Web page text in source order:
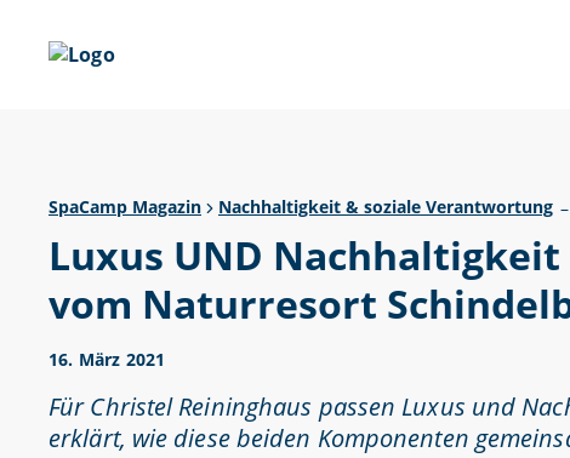
SpaCamp Magazin Nachhaltigkeit & soziale Verantwortung –
Luxus UND Nachhaltigkeit
vom Naturresort
16. März 2021
Für Christel Reininghaus passen Luxus und
erklärt, wie diese beiden Komponenten